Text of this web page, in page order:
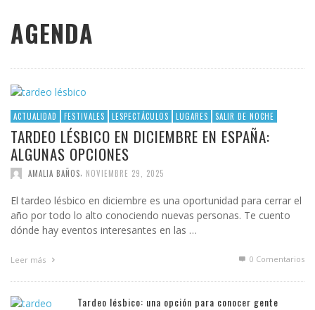
AGENDA
ACTUALIDAD FESTIVALES LESPECTÁCULOS LUGARES SALIR DE NOCHE
TARDEO LÉSBICO EN DICIEMBRE EN ESPAÑA:
ALGUNAS OPCIONES
AMALIA BAÑOS NOVIEMBRE 29, 2025
El tardeo lésbico en diciembre es una oportunidad para cerrar el
año por todo lo alto conociendo nuevas personas. Te cuento
dónde hay eventos interesantes en las …
Leer más 0 Comentarios
Tardeo lésbico: una opción para conocer gente